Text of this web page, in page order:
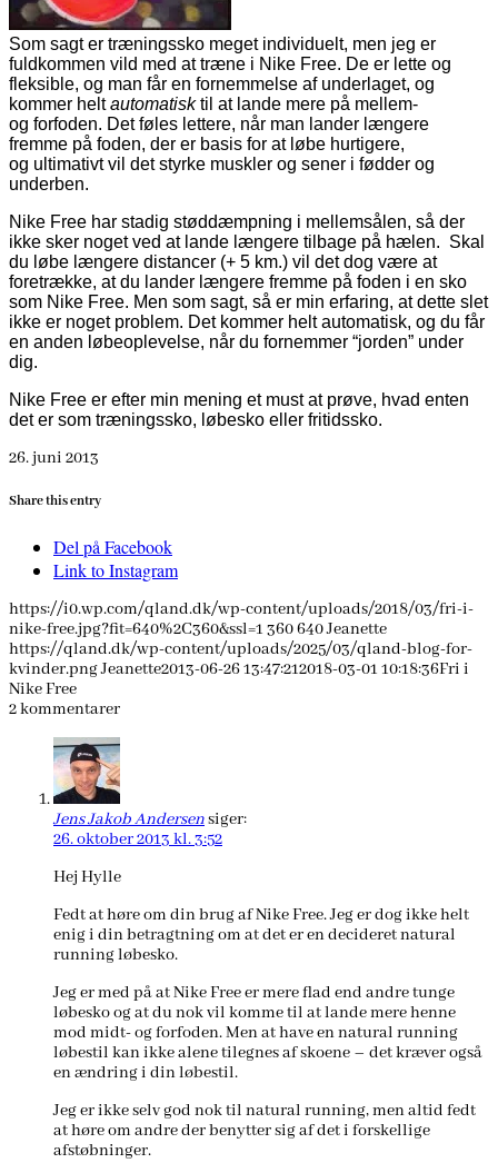
Som sagt er træningssko meget individuelt, men jeg er
fuldkommen vild med at træne i Nike Free. De er lette og
fleksible, og man får en fornemmelse af underlaget, og
kommer heltautomatisktil at lande mere på mellem-
og forfoden. Det føles lettere, når man lander længere
fremme på foden, der er basis for at løbe hurtigere,
og ultimativt vil det styrke muskler og sener i fødder og
underben.
Nike Free har stadig støddæmpning i mellemsålen, så der
ikke sker noget ved at lande længere tilbage på hælen. Skal
du løbe længere distancer (+ 5 km.) vil det dog være at
foretrække, at du lander længere fremme på foden i en sko
som Nike Free. Men som sagt, så er min erfaring, at dette slet
ikke er noget problem. Det kommer helt automatisk, og du får
en anden løbeoplevelse, når du fornemmer “jorden” under
dig.
Nike Free er efter min mening et must at prøve, hvad enten
det er som træningssko, løbesko eller fritidssko.
26. juni 2013
Share this entry
Del på Facebook
Link to Instagram
https://i0.wp.com/qland.dk/wp-content/uploads/2018/03/fri-i-
nike-free.jpg?fit=640%2C360&ssl=1 360640Jeanette
https://qland.dk/wp-content/uploads/2025/03/qland-blog-for-
kvinder.pngJeanette2013-06-26 13:47:212018-03-01 10:18:36Fri i
Nike Free
2kommentarer
Jens Jakob Andersensiger:
26. oktober 2013 kl. 3:52
Hej Hylle
Fedt at høre om din brug af Nike Free. Jeg er dog ikke helt
enig i din betragtning om at det er en decideret natural
running løbesko.
Jeg er med på at Nike Free er mere flad end andre tunge
løbesko og at du nok vil komme til at lande mere henne
mod midt- og forfoden. Men at have en natural running
løbestil kan ikke alene tilegnes af skoene – det kræver også
en ændring i din løbestil.
Jeg er ikke selv god nok til natural running, men altid fedt
at høre om andre der benytter sig af det i forskellige
afstøbninger.